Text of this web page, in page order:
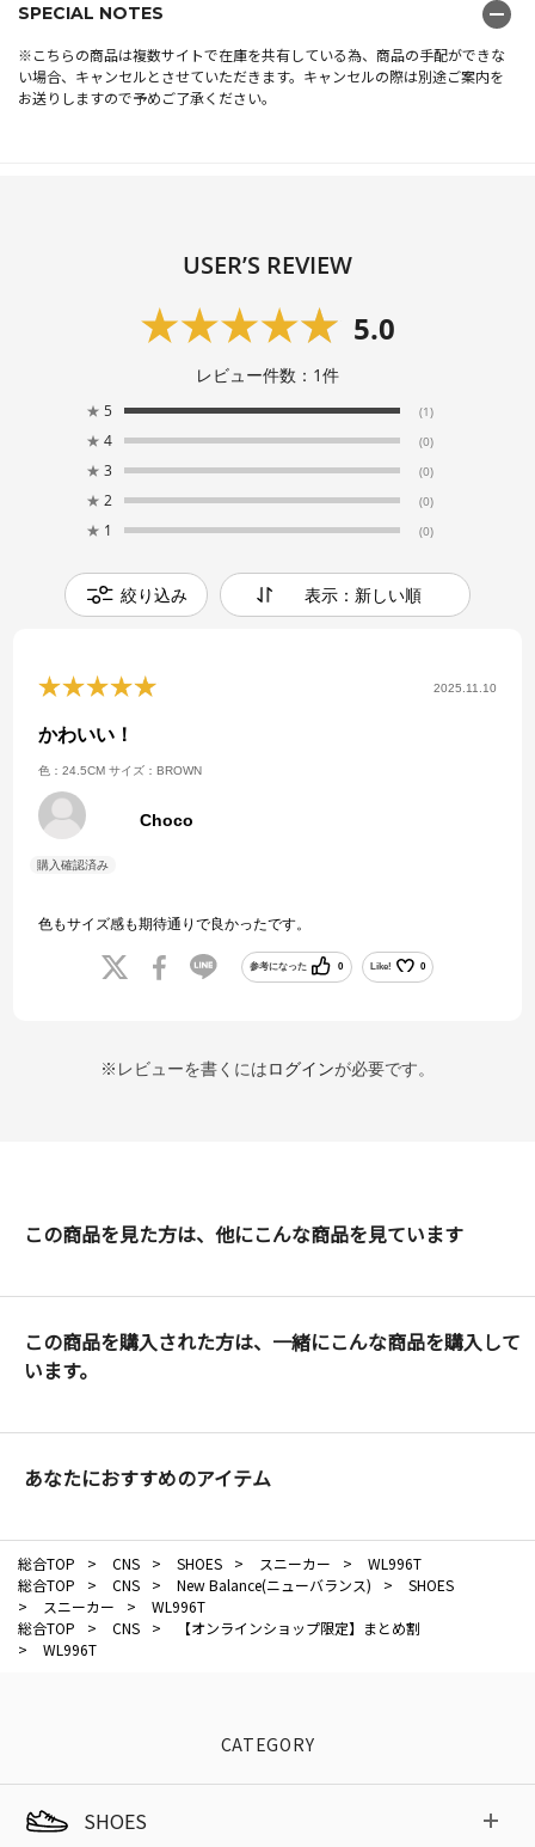
SPECIAL NOTES
※こちらの商品は複数サイトで在庫を共有している為、商品の手配ができな
い場合、キャンセルとさせていただきます。キャンセルの際は別途ご案内を
お送りしますので予めご了承ください。
USER’S REVIEW
5.0
レビュー件数： 1件
★ 5 (1)
★ 4 (0)
★ 3 (0)
★ 2 (0)
★ 1 (0)
絞り込み 表示：新しい順
2025.11.10
かわいい！
色：24.5CM サイズ：BROWN
Choco
色もサイズ感も期待通りで良かったです。
参考になった 0 Like! 0
※レビューを書くにはログインが必要です。
この商品を見た方は、他にこんな商品を見ています
この商品を購入された方は、一緒にこんな商品を購入して
います。
あなたにおすすめのアイテム
総合TOP > CNS > SHOES > スニーカー >
WL996T
総合TOP
> CNS > New Balance(ニューバランス) >
SHOES
>
スニーカー >
WL996T
総合TOP
> CNS >
【オンラインショップ限定】まとめ割
>
WL996T
CATEGORY
SHOES